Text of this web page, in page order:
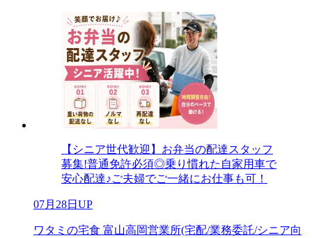
【シニア世代歓迎】お弁当の配達スタッフ
募集!普通免許必須◎乗り慣れた自家用車で
安心配達♪ご夫婦でご一緒にお仕事も可！
07月28日UP
ワタミの宅食 富山高岡営業所(宅配/業務委託/シニア向